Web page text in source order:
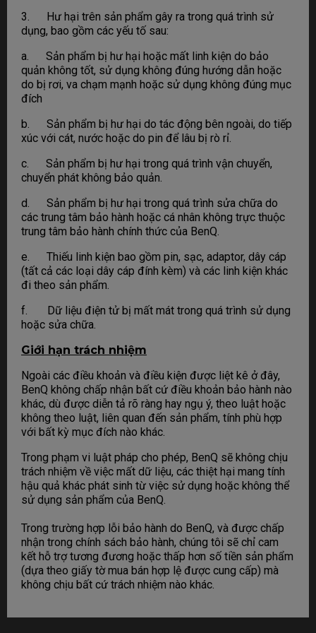
3. Hư hại trên sản phẩm gây ra trong quá trình sử
dụng, bao gồm các yếu tố sau:
a. Sản phẩm bị hư hại hoặc mất linh kiện do bảo
quản không tốt, sử dụng không đúng hướng dẫn hoặc
do bị rơi, va chạm mạnh hoặc sử dụng không đúng mục
đích
b. Sản phẩm bị hư hại do tác động bên ngoài, do tiếp
xúc với cát, nước hoặc do pin để lâu bị rò rỉ.
c. Sản phẩm bị hư hại trong quá trình vận chuyển,
chuyển phát không bảo quản.
d. Sản phẩm bị hư hại trong quá trình sửa chữa do
các trung tâm bảo hành hoặc cá nhân không trực thuộc
trung tâm bảo hành chính thức của BenQ.
e. Thiếu linh kiện bao gồm pin, sạc, adaptor, dây cáp
(tất cả các loại dây cáp đính kèm) và các linh kiện khác
đi theo sản phẩm.
f. Dữ liệu điện tử bị mất mát trong quá trình sử dụng
hoặc sửa chữa.
Giới hạn trách nhiệm
Ngoài các điều khoản và điều kiện được liệt kê ở đây,
BenQ không chấp nhận bất cứ điều khoản bảo hành nào
khác, dù được diễn tả rõ ràng hay ngụ ý, theo luật hoặc
không theo luật, liên quan đến sản phẩm, tính phù hợp
với bất kỳ mục đích nào khác.
Trong phạm vi luật pháp cho phép, BenQ sẽ không chịu
trách nhiệm về việc mất dữ liệu, các thiệt hại mang tính
hậu quả khác phát sinh từ việc sử dụng hoặc không thể
sử dụng sản phẩm của BenQ.
Trong trường hợp lỗi bảo hành do BenQ, và được chấp
nhận trong chính sách bảo hành, chúng tôi sẽ chỉ cam
kết hỗ trợ tương đương hoặc thấp hơn số tiền sản phẩm
(dựa theo giấy tờ mua bán hợp lệ được cung cấp) mà
không chịu bất cứ trách nhiệm nào khác.